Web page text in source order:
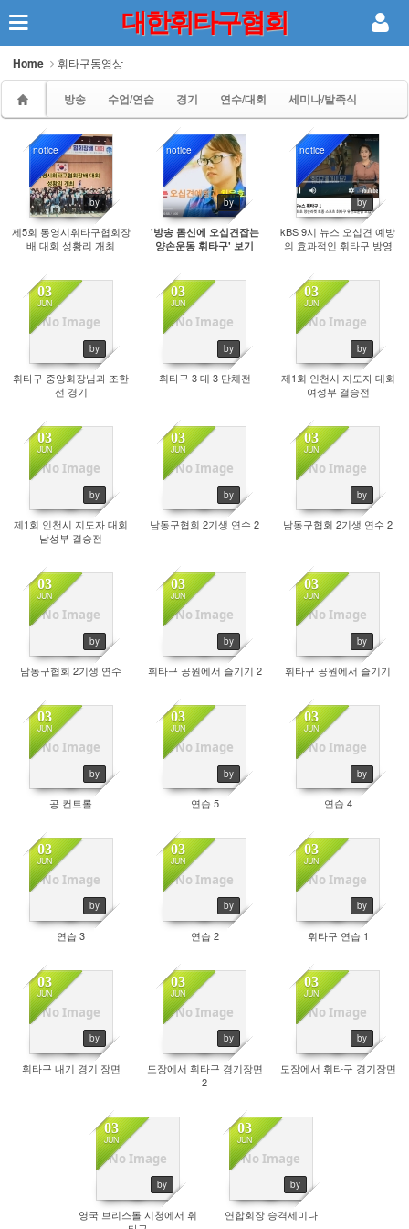
대한휘타구협회
Home 휘타구동영상
방송 수업/연습 경기 연수/대회 세미나/발족식
notice
by
5011
제5회 통영시휘타구협회장
배 대회 성황리 개최
notice
by
10128
'방송 몸신에 오십견잡는
양손운동 휘타구' 보기
notice
by
11038
kBS 9시 뉴스 오십견 예방
의 효과적인 휘타구 방영
No Image
03
JUN
by
3509
휘타구 중앙회장님과 조한
선 경기
No Image
03
JUN
by
4363
휘타구 3 대 3 단체전
No Image
03
JUN
by
4351
제1회 인천시 지도자 대회
여성부 결승전
No Image
03
JUN
by
4231
제1회 인천시 지도자 대회
남성부 결승전
No Image
03
JUN
by
3825
남동구협회 2기생 연수 2
No Image
03
JUN
by
4513
남동구협회 2기생 연수 2
No Image
03
JUN
by
4339
남동구협회 2기생 연수
No Image
03
JUN
by
4324
휘타구 공원에서 즐기기 2
No Image
03
JUN
by
4351
휘타구 공원에서 즐기기
No Image
03
JUN
by
4135
공 컨트롤
No Image
03
JUN
by
4225
연습 5
No Image
03
JUN
by
4145
연습 4
No Image
03
JUN
by
4262
연습 3
No Image
03
JUN
by
4189
연습 2
No Image
03
JUN
by
4438
휘타구 연습 1
No Image
03
JUN
by
4175
휘타구 내기 경기 장면
No Image
03
JUN
by
4330
도장에서 휘타구 경기장면
2
No Image
03
JUN
by
4239
도장에서 휘타구 경기장면
No Image
03
JUN
by
4019
영국 브리스톨 시청에서 휘
No Image
03
JUN
by
3736
연합회장 승격세미나
Sketchbook5, 스케치북5
Sketchbook5, 스케치북5